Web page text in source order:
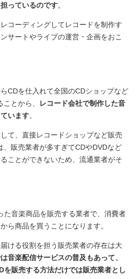
っているのです。
コーディングしてレコードを制作す
サートやライブの運営・企画をおこ
CDを仕入れて全国のCDショップなど
とから、
レコード会社で制作した音
います。
て、直接レコードショップなど販売
、販売業者が多すぎてCDやDVDなど
ことができないため、流通業者がそ
た音楽商品を販売する業者で、消費者
ら商品を買うことになります。
ける役割を担う販売業者の存在は大
音楽配信サービスの普及もあって、
を販売する方法だけでは販売業者とし